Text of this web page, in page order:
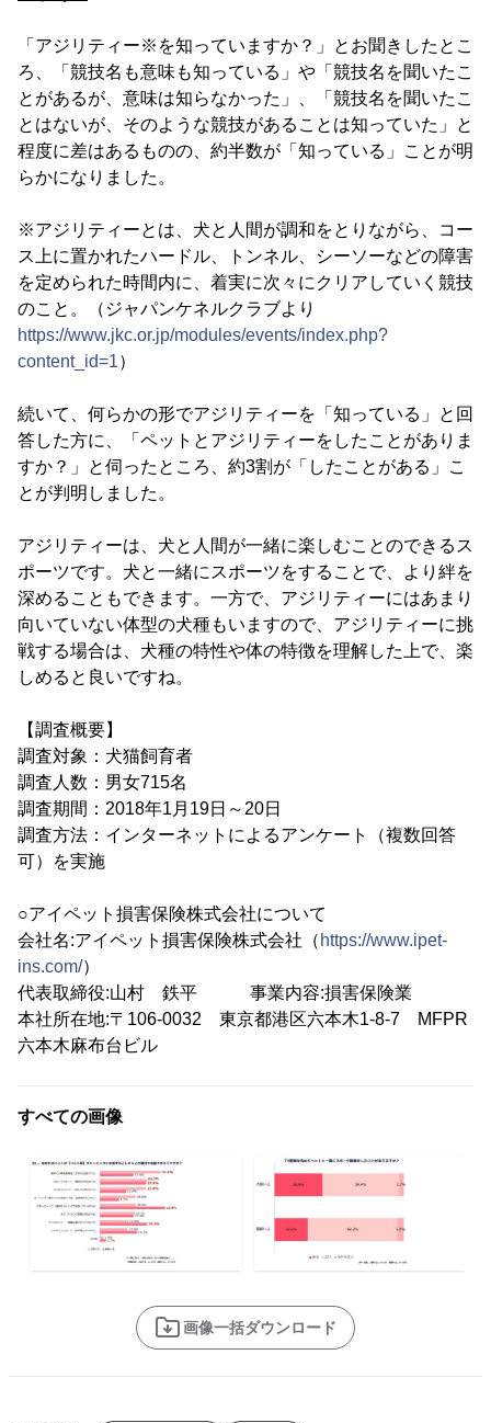
「アジリティー※を知っていますか？」とお聞きしたとこ
ろ、「競技名も意味も知っている」や「競技名を聞いたこ
とがあるが、意味は知らなかった」、「競技名を聞いたこ
とはないが、そのような競技があることは知っていた」と
程度に差はあるものの、約半数が「知っている」ことが明
らかになりました。
※アジリティーとは、犬と人間が調和をとりながら、コー
ス上に置かれたハードル、トンネル、シーソーなどの障害
を定められた時間内に、着実に次々にクリアしていく競技
のこと。（ジャパンケネルクラブより
https://www.jkc.or.jp/modules/events/index.php?
content_id=1）
続いて、何らかの形でアジリティーを「知っている」と回
答した方に、「ペットとアジリティーをしたことがありま
すか？」と伺ったところ、約3割が「したことがある」こ
とが判明しました。
アジリティーは、犬と人間が一緒に楽しむことのできるス
ポーツです。犬と一緒にスポーツをすることで、より絆を
深めることもできます。一方で、アジリティーにはあまり
向いていない体型の犬種もいますので、アジリティーに挑
戦する場合は、犬種の特性や体の特徴を理解した上で、楽
しめると良いですね。
【調査概要】
調査対象：犬猫飼育者
調査人数：男女715名
調査期間：2018年1月19日～20日
調査方法：インターネットによるアンケート（複数回答
可）を実施
○アイペット損害保険株式会社について
会社名:アイペット損害保険株式会社（ https://www.ipet-
ins.com/）
代表取締役:山村 鉄平 事業内容:損害保険業
本社所在地:〒106-0032 東京都港区六本木1-8-7 MFPR
六本木麻布台ビル
すべての画像
画像一括ダウンロード